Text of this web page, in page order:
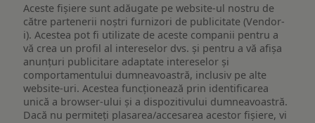
Aceste fișiere sunt adăugate pe website-ul nostru de
către partenerii noștri furnizori de publicitate (Vendor-
i). Acestea pot fi utilizate de aceste companii pentru a
vă crea un profil al intereselor dvs. și pentru a vă afișa
anunțuri publicitare adaptate intereselor și
comportamentului dumneavoastră, inclusiv pe alte
website-uri. Acestea funcționează prin identificarea
unică a browser-ului și a dispozitivului dumneavoastră.
Dacă nu permiteți plasarea/accesarea acestor fișiere, vi